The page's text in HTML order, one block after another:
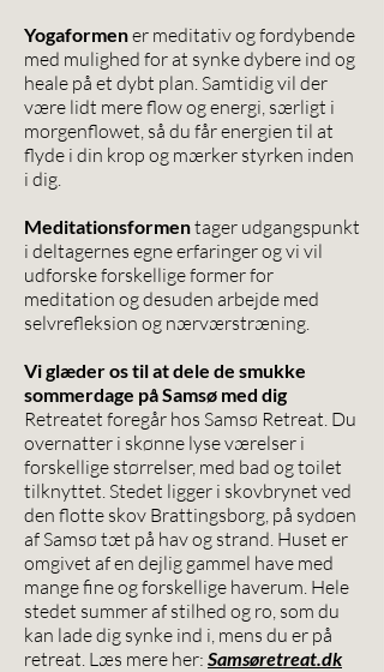
Yogaformener meditativ og fordybende
med mulighed for at synke dybere ind og
heale på et dybt plan. Samtidig vil der
være lidt mere flow og energi, særligt i
morgenflowet, så du får energien til at
flyde i din krop og mærker styrken inden
i dig.
Meditationsformentager udgangspunkt
i deltagernes egne erfaringer og vi vil
udforske forskellige former for
meditation og desuden arbejde med
selvrefleksion og nærværstræning.
Vi glæder os til at dele de smukke
sommerdage på Samsø med dig
Retreatet foregår hos Samsø Retreat. Du
overnatter i skønne lyse værelser i
forskellige størrelser, med bad og toilet
tilknyttet. Stedet ligger i skovbrynet ved
den flotte skov Brattingsborg, på sydøen
af Samsø tæt på hav og strand. Huset er
omgivet af en dejlig gammel have med
mange fine og forskellige haverum. Hele
stedet summer af stilhed og ro, som du
kan lade dig synke ind i, mens du er på
retreat. Læs mere her: Samsøretreat.dk